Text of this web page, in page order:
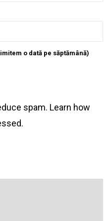
o dată pe săptămână)
spam. Learn how
.